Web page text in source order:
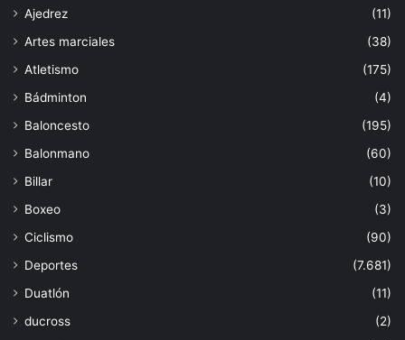
Ajedrez
(11)
Artes marciales
(38)
Atletismo
(175)
Bádminton
(4)
Baloncesto
(195)
Balonmano
(60)
Billar
(10)
Boxeo
(3)
Ciclismo
(90)
Deportes
(7.681)
Duatlón
(11)
ducross
(2)